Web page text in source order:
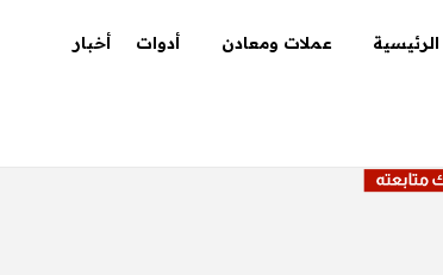
الرئيسية عملات ومعادن أدوات أخبار